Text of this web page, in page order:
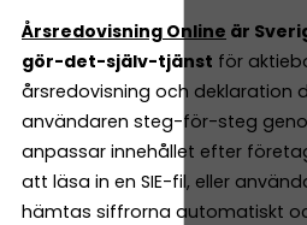
Årsredovisning Online är
gör-det-själv-tjänst för
årsredovisning och deklaration
användaren steg-för-steg
anpassar innehållet efter
att läsa in en SIE-fil, eller
hämtas siffrorna automatiskt